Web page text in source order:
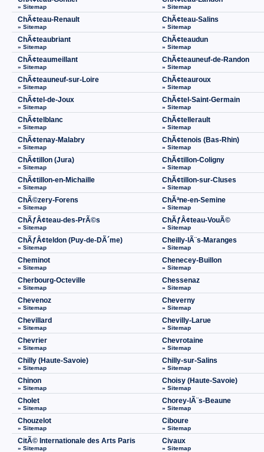
» Sitemap » Sitemap
ChÃ¢teau-Renault
» Sitemap
ChÃ¢teau-Salins
» Sitemap
ChÃ¢teaubriant
» Sitemap
ChÃ¢teaudun
» Sitemap
ChÃ¢teaumeillant
» Sitemap
ChÃ¢teauneuf-de-Randon
» Sitemap
ChÃ¢teauneuf-sur-Loire
» Sitemap
ChÃ¢teauroux
» Sitemap
ChÃ¢tel-de-Joux
» Sitemap
ChÃ¢tel-Saint-Germain
» Sitemap
ChÃ¢telblanc
» Sitemap
ChÃ¢tellerault
» Sitemap
ChÃ¢tenay-Malabry
» Sitemap
ChÃ¢tenois (Bas-Rhin)
» Sitemap
ChÃ¢tillon (Jura)
» Sitemap
ChÃ¢tillon-Coligny
» Sitemap
ChÃ¢tillon-en-Michaille
» Sitemap
ChÃ¢tillon-sur-Cluses
» Sitemap
ChÃ©zery-Forens
» Sitemap
ChÃªne-en-Semine
» Sitemap
ChÃƒÂ¢teau-des-PrÃ©s
» Sitemap
ChÃƒÂ¢teau-VouÃ©
» Sitemap
ChÃƒÂ¢teldon (Puy-de-DÃ´me)
» Sitemap
Cheilly-lÃ¨s-Maranges
» Sitemap
Cheminot
» Sitemap
Chenecey-Buillon
» Sitemap
Cherbourg-Octeville
» Sitemap
Chessenaz
» Sitemap
Chevenoz
» Sitemap
Cheverny
» Sitemap
Chevillard
» Sitemap
Chevilly-Larue
» Sitemap
Chevrier
» Sitemap
Chevrotaine
» Sitemap
Chilly (Haute-Savoie)
» Sitemap
Chilly-sur-Salins
» Sitemap
Chinon
» Sitemap
Choisy (Haute-Savoie)
» Sitemap
Cholet
» Sitemap
Chorey-lÃ¨s-Beaune
» Sitemap
Chouzelot
» Sitemap
Ciboure
» Sitemap
CitÃ© Internationale des Arts Paris
» Sitemap
Civaux
» Sitemap